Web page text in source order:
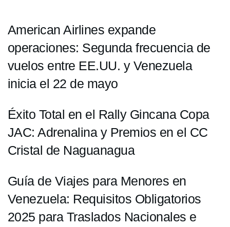
American Airlines expande
operaciones: Segunda frecuencia de
vuelos entre EE.UU. y Venezuela
inicia el 22 de mayo
Éxito Total en el Rally Gincana Copa
JAC: Adrenalina y Premios en el CC
Cristal de Naguanagua
Guía de Viajes para Menores en
Venezuela: Requisitos Obligatorios
2025 para Traslados Nacionales e